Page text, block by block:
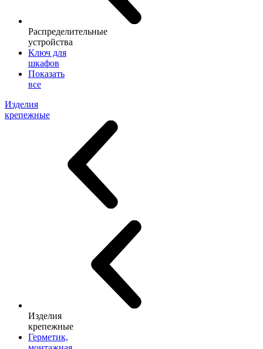
Распределительные
устройства
Ключ для
шкафов
Показать
все
Изделия
крепежные
Изделия
крепежные
Герметик,